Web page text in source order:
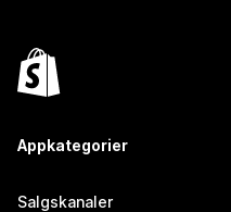
Appkategorier
Salgskanaler